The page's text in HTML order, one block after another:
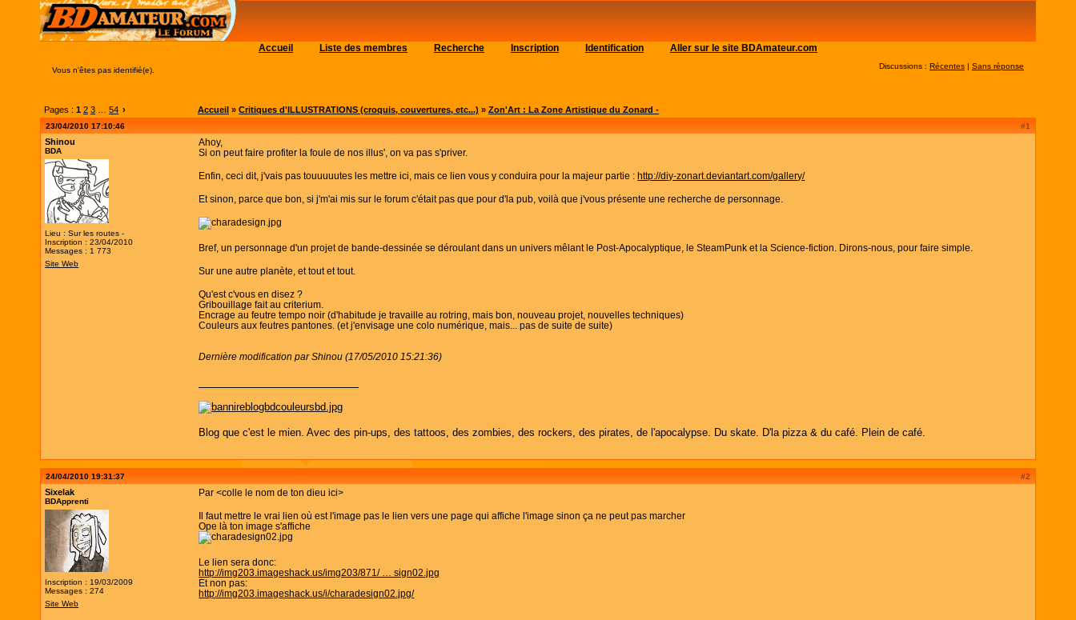
Accueil Liste des membres Recherche Inscription Identification Aller sur le site BDAmateur.com
Vous n'êtes pas identifié(e). Discussions : Récentes | Sans réponse
Pages : 1 2 3 54 › Accueil » Critiques d'ILLUSTRATIONS (croquis, couvertures, etc...) » Zon'Art : La Zone Artistique du Zonard -
#1
23/04/2010 17:10:46
Shinou
BDA
Lieu : Sur les routes -
Inscription : 23/04/2010
Messages : 1 773
Site Web
Ahoy,
Si on peut faire profiter la foule de nos illus', on va pas s'priver.
Enfin, ceci dit, j'vais pas touuuuutes les mettre ici, mais ce lien vous y conduira pour la majeur partie :http://diy-zonart.deviantart.com/gallery/
Et sinon, parce que bon, si j'm'ai mis sur le forum c'était pas que pour d'la pub, voilà que j'vous présente une recherche de personnage.
Bref, un personnage d'un projet de bande-dessinée se déroulant dans un univers mêlant le Post-Apocalyptique, le SteamPunk et la Science-fiction. Dirons-nous, pour faire simple.
Sur une autre planète, et tout et tout.
Qu'est c'vous en disez ?
Gribouillage fait au criterium.
Encrage au feutre tempo noir (d'habitude je travaille au rotring, mais bon, nouveau projet, nouvelles techniques)
Couleurs aux feutres pantones. (et j'envisage une colo numérique, mais... pas de suite de suite)
Dernière modification par Shinou (17/05/2010 15:21:36)
Blog que c'est le mien. Avec des pin-ups, des tattoos, des zombies, des rockers, des pirates, de l'apocalypse. Du skate. D'la pizza & du café. Plein de café.
#2
24/04/2010 19:31:37
Sixelak
BDApprenti
Inscription : 19/03/2009
Messages : 274
Site Web
Par <colle le nom de ton dieu ici>
Il faut mettre le vrai lien où est l'image pas le lien vers une page qui affiche l'image sinon ça ne peut pas marcher
Ope là ton image s'affiche
Le lien sera donc:
http://img203.imageshack.us/img203/871/ … sign02.jpg
Et non pas:
http://img203.imageshack.us/i/charadesign02.jpg/